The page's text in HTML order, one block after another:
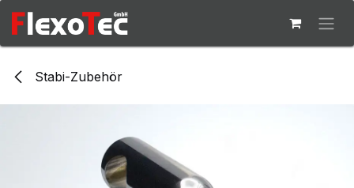
Zum Inhalt springen
Stabi-Zubehör